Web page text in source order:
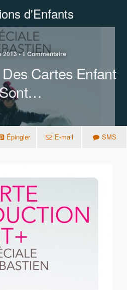
d'Enfants
2013 • 1 Commentaire
Cartes Enfant
Épingler E-mail SMS